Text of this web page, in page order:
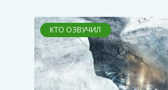
КТО ОЗВУЧИЛ